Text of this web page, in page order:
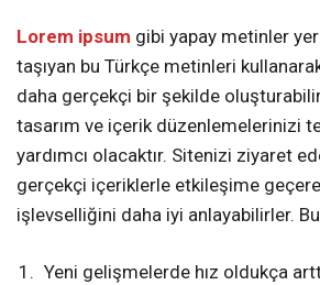
Lorem ipsum gibi yapay metinler
taşıyan bu Türkçe metinleri
daha gerçekçi bir şekilde
tasarım ve içerik düzenlemelerinizi
yardımcı olacaktır. Sitenizi ziyaret
gerçekçi içeriklerle etkileşime
işlevselliğini daha iyi anlayabilirler.
Yeni gelişmelerde hız oldukça